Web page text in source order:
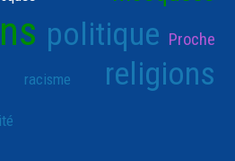
politique Proche
racisme religions